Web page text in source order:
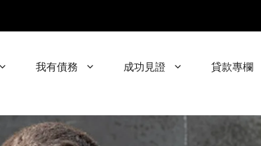
我有債務 成功見證 貸款專欄